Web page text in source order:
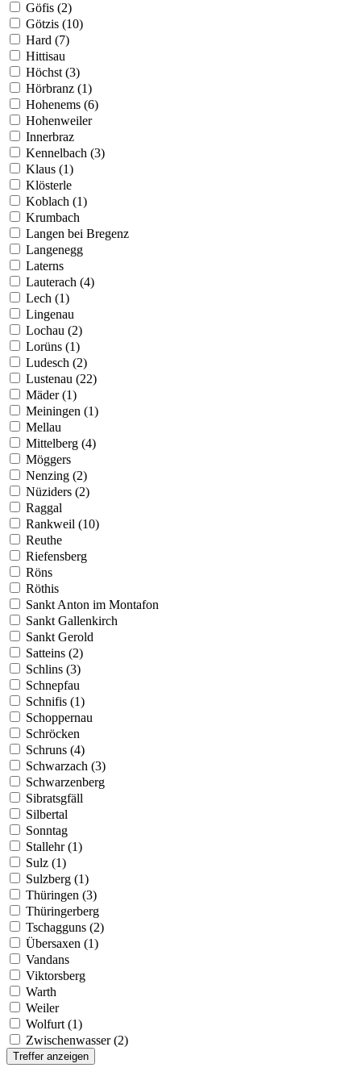
Göfis (2)
Götzis (10)
Hard (7)
Hittisau
Höchst (3)
Hörbranz (1)
Hohenems (6)
Hohenweiler
Innerbraz
Kennelbach (3)
Klaus (1)
Klösterle
Koblach (1)
Krumbach
Langen bei Bregenz
Langenegg
Laterns
Lauterach (4)
Lech (1)
Lingenau
Lochau (2)
Lorüns (1)
Ludesch (2)
Lustenau (22)
Mäder (1)
Meiningen (1)
Mellau
Mittelberg (4)
Möggers
Nenzing (2)
Nüziders (2)
Raggal
Rankweil (10)
Reuthe
Riefensberg
Röns
Röthis
Sankt Anton im Montafon
Sankt Gallenkirch
Sankt Gerold
Satteins (2)
Schlins (3)
Schnepfau
Schnifis (1)
Schoppernau
Schröcken
Schruns (4)
Schwarzach (3)
Schwarzenberg
Sibratsgfäll
Silbertal
Sonntag
Stallehr (1)
Sulz (1)
Sulzberg (1)
Thüringen (3)
Thüringerberg
Tschagguns (2)
Übersaxen (1)
Vandans
Viktorsberg
Warth
Weiler
Wolfurt (1)
Zwischenwasser (2)
Treffer anzeigen